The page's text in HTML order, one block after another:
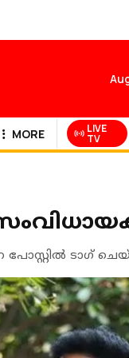
NEWS
MORE LIVE
TV
ടാ​ഗ്